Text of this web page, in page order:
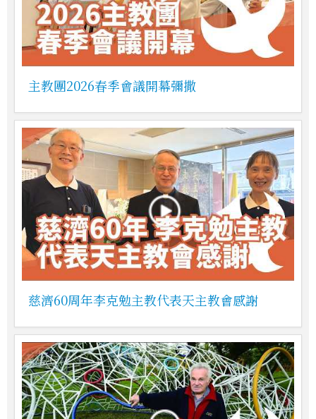
主教團2026春季會議開幕彌撒
慈濟60周年李克勉主教代表天主教會感謝